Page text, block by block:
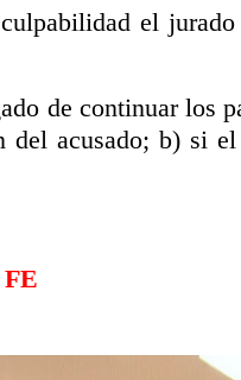
el jurado
de continuar los
acusado; b) si